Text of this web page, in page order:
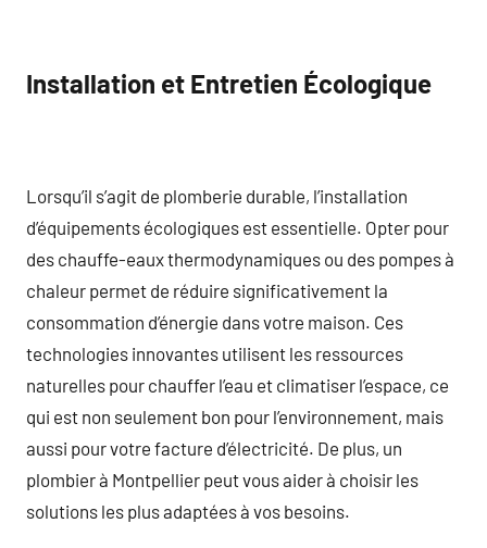
Installation et Entretien Écologique
Lorsqu’il s’agit de plomberie durable, l’installation
d’équipements écologiques est essentielle. Opter pour
des chauffe-eaux thermodynamiques ou des pompes à
chaleur permet de réduire significativement la
consommation d’énergie dans votre maison. Ces
technologies innovantes utilisent les ressources
naturelles pour chauffer l’eau et climatiser l’espace, ce
qui est non seulement bon pour l’environnement, mais
aussi pour votre facture d’électricité. De plus, un
plombier à Montpellier peut vous aider à choisir les
solutions les plus adaptées à vos besoins.